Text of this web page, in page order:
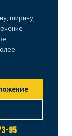
ширину,
95